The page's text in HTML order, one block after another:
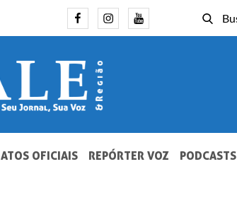
FacebookInstagramYoutube
Busca
for:
Busca
ATOS OFICIAIS REPÓRTER VOZ PODCASTS